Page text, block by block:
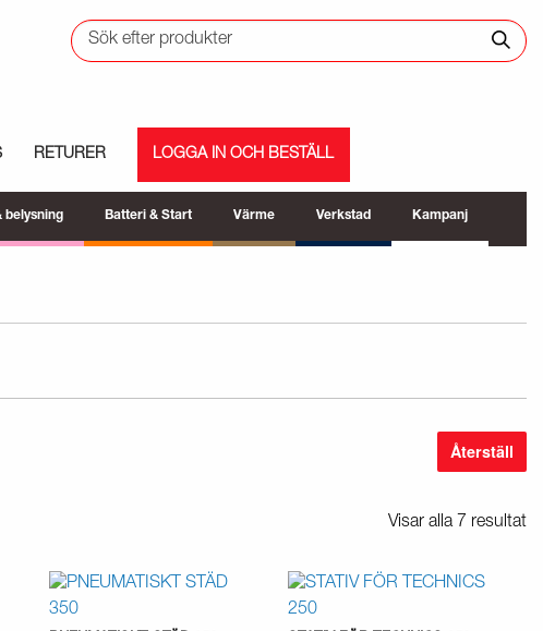
RETURER LOGGA IN OCH BESTÄLL
belysning Batteri & Start Värme Verkstad Kampanj
Återställ
Visar alla 7 resultat